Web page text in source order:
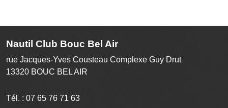
Nautil Club Bouc Bel Air
rue Jacques-Yves Cousteau Complexe Guy Drut
13320 BOUC BEL AIR
Tél. : 07 65 76 71 63